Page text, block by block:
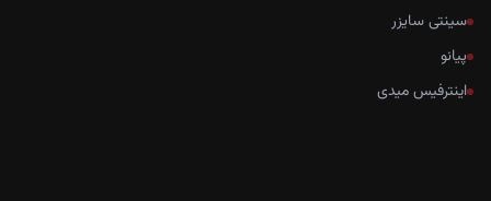
سینتی سایزر
پیانو
اینترفیس میدی